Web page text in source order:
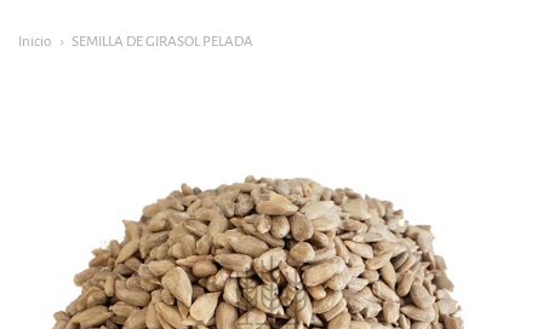
Menú
Inicio SEMILLA DE GIRASOL PELADA